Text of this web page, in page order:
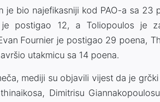
je bio najefikasniji kod PAO-a sa 23
je postigao 12, a Toliopoulos je
Fournier je postigao 29 poena,
utakmicu sa 14 poena.
mediji su objavili vijest da je
Dimitrisu